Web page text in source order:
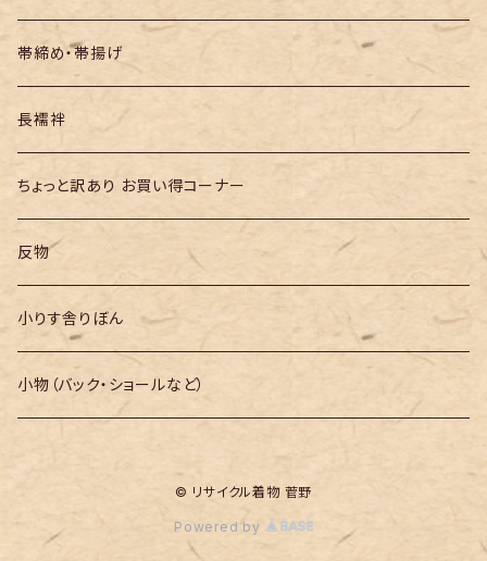
帯締め・帯揚げ
長襦袢
ちょっと訳あり お買い得コーナー
反物
小りす舎りぼん
小物（バック・ショールなど）
© リサイクル着物 菅野
Powered by